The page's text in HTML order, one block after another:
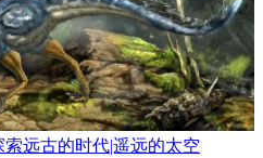
索远古的时代|遥远的太空